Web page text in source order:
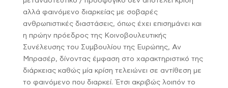
αλλά φαινόμενο διαρκείας με σοβαρές
ανθρωπιστικές διαστάσεις, όπως έχει επισημάνει και
η πρώην πρόεδρος της Κοινοβουλευτικής
Συνέλευσης του Συμβουλίου της Ευρώπης, Αν
Μπρασέρ, δίνοντας έμφαση στο χαρακτηριστικό της
διάρκειας καθώς μία κρίση τελειώνει σε αντίθεση με
το φαινόμενο που διαρκεί. Έτσι ακριβώς λοιπόν το